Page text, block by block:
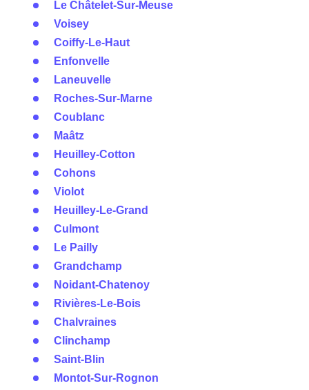
Le Châtelet-Sur-Meuse
Voisey
Coiffy-Le-Haut
Enfonvelle
Laneuvelle
Roches-Sur-Marne
Coublanc
Maâtz
Heuilley-Cotton
Cohons
Violot
Heuilley-Le-Grand
Culmont
Le Pailly
Grandchamp
Noidant-Chatenoy
Rivières-Le-Bois
Chalvraines
Clinchamp
Saint-Blin
Montot-Sur-Rognon